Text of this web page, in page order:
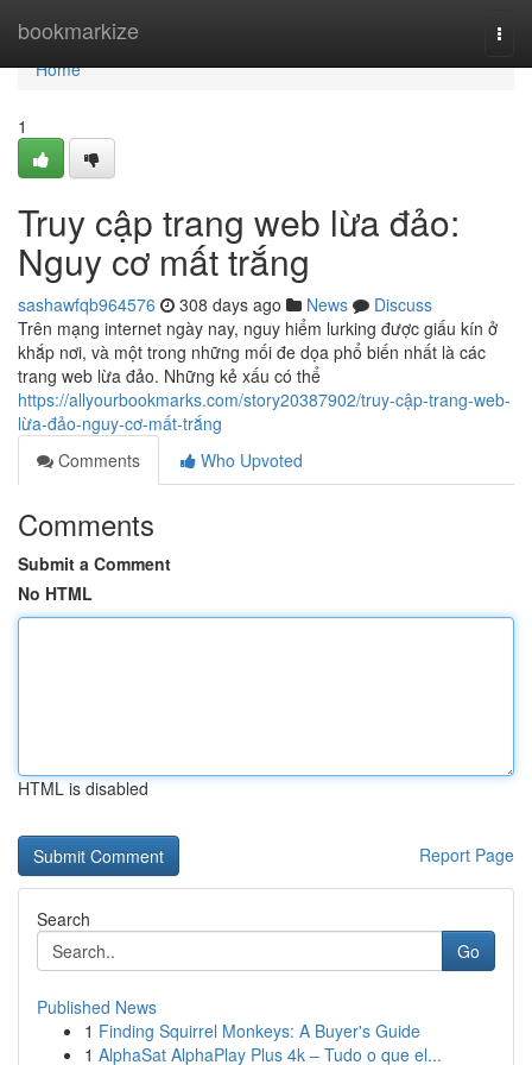
bookmarkize
Home
Home
1
Truy cập trang web lừa đảo:
Nguy cơ mất trắng
sashawfqb964576 308 days ago News
Discuss
Trên mạng internet ngày nay, nguy hiểm lurking được giấu kín ở
khắp nơi, và một trong những mối đe dọa phổ biến nhất là các
trang web lừa đảo. Những kẻ xấu có thể
https://allyourbookmarks.com/story20387902/truy-cập-trang-web-
lừa-đảo-nguy-cơ-mất-trắng
Comments
Who Upvoted
Comments
Submit a Comment
No HTML
HTML is disabled
Report Page
Search
Go
Published News
1 Finding Squirrel Monkeys: A Buyer's Guide
1 AlphaSat AlphaPlay Plus 4k – Tudo o que el...